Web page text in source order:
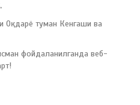
Оқдарё туман Кенгаши ва
фойдаланилганда веб-